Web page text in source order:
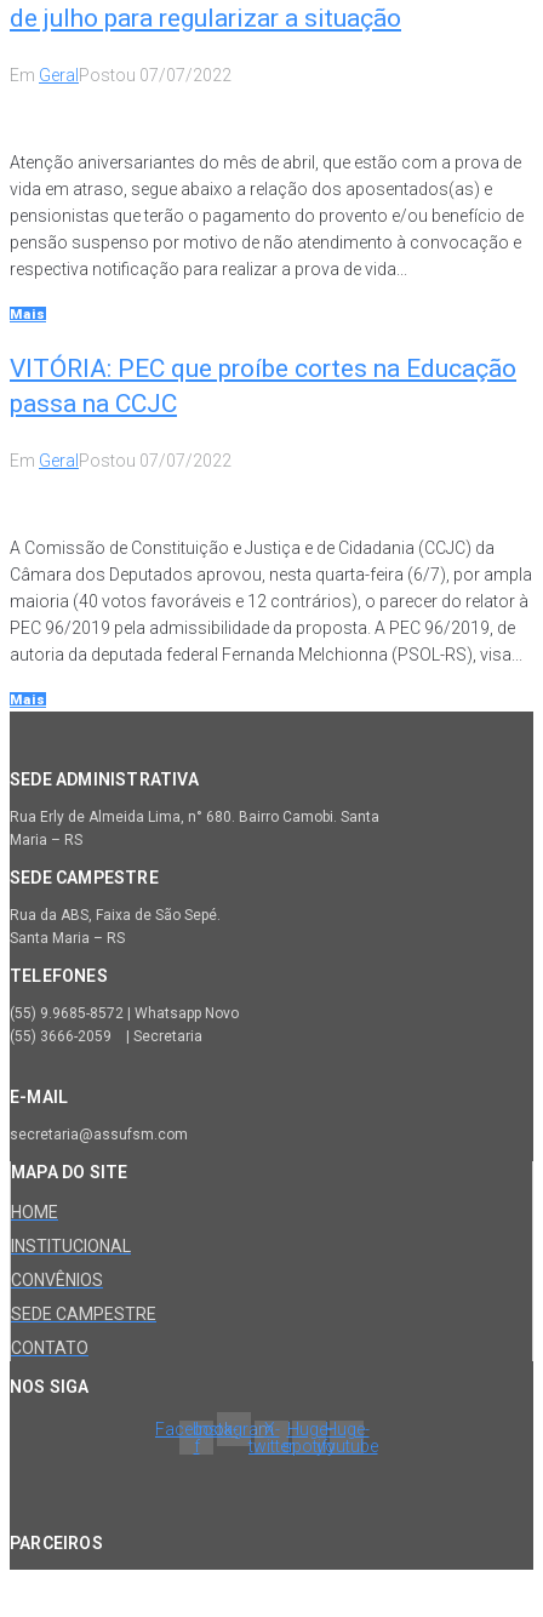
de julho para regularizar a situação
Em Geral Postou 07/07/2022
Atenção aniversariantes do mês de abril, que estão com a prova de
vida em atraso, segue abaixo a relação dos aposentados(as) e
pensionistas que terão o pagamento do provento e/ou benefício de
pensão suspenso por motivo de não atendimento à convocação e
respectiva notificação para realizar a prova de vida...
Mais
VITÓRIA: PEC que proíbe cortes na Educação
passa na CCJC
Em Geral Postou 07/07/2022
A Comissão de Constituição e Justiça e de Cidadania (CCJC) da
Câmara dos Deputados aprovou, nesta quarta-feira (6/7), por ampla
maioria (40 votos favoráveis e 12 contrários), o parecer do relator à
PEC 96/2019 pela admissibilidade da proposta. A PEC 96/2019, de
autoria da deputada federal Fernanda Melchionna (PSOL-RS), visa...
Mais
SEDE ADMINISTRATIVA
Rua Erly de Almeida Lima, n° 680. Bairro Camobi. Santa
Maria – RS
SEDE CAMPESTRE
Rua da ABS, Faixa de São Sepé.
Santa Maria – RS
TELEFONES
(55) 9.9685-8572 | Whatsapp Novo
(55) 3666-2059 | Secretaria
E-MAIL
secretaria@assufsm.com
MAPA DO SITE
HOME
INSTITUCIONAL
CONVÊNIOS
SEDE CAMPESTRE
CONTATO
NOS SIGA
Facebook-
f
InstagramX-
twitter
Huge-
spotify
Huge-
youtube
PARCEIROS